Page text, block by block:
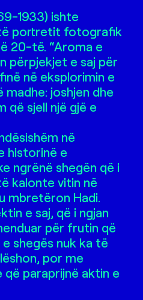
1933) ishte
portretit fotografik
20-të. “Aroma e
përpjekjet e saj për
në eksplorimin e
joshjen dhe
që sjell një gjë e
në
historinë e
ngrënë shegën që i
kalonte vitin në
mbretëron Hadi.
e saj, që i ngjan
për frutin që
shegës nuk ka të
por me
paraprijnë aktin e